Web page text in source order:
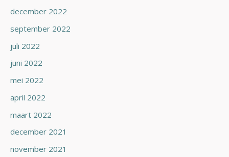
december 2022
september 2022
juli 2022
juni 2022
mei 2022
april 2022
maart 2022
december 2021
november 2021